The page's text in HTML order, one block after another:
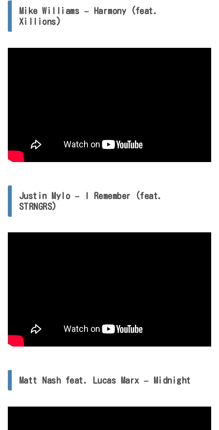
Mike Williams – Harmony (feat.
Xillions)
Justin Mylo – I Remember (feat.
STRNGRS)
Matt Nash feat. Lucas Marx – Midnight